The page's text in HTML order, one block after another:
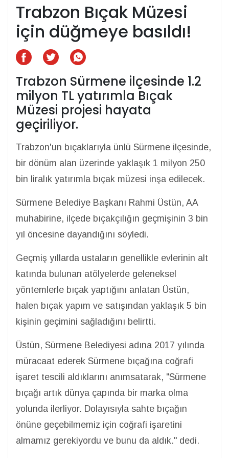
Trabzon Bıçak Müzesi
için düğmeye basıldı!
Trabzon Sürmene ilçesinde 1.2
milyon TL yatırımla Bıçak
Müzesi projesi hayata
geçiriliyor.
Trabzon'un bıçaklarıyla ünlü Sürmene ilçesinde,
bir dönüm alan üzerinde yaklaşık 1 milyon 250
bin liralık yatırımla bıçak müzesi inşa edilecek.
Sürmene Belediye Başkanı Rahmi Üstün, AA
muhabirine, ilçede bıçakçılığın geçmişinin 3 bin
yıl öncesine dayandığını söyledi.
Geçmiş yıllarda ustaların genellikle evlerinin alt
katında bulunan atölyelerde geleneksel
yöntemlerle bıçak yaptığını anlatan Üstün,
halen bıçak yapım ve satışından yaklaşık 5 bin
kişinin geçimini sağladığını belirtti.
Üstün, Sürmene Belediyesi adına 2017 yılında
müracaat ederek Sürmene bıçağına coğrafi
işaret tescili aldıklarını anımsatarak, "Sürmene
bıçağı artık dünya çapında bir marka olma
yolunda ilerliyor. Dolayısıyla sahte bıçağın
önüne geçebilmemiz için coğrafi işaretini
almamız gerekiyordu ve bunu da aldık." dedi.